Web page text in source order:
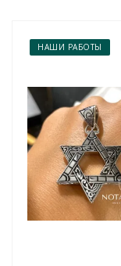
НАШИ РАБОТЫ